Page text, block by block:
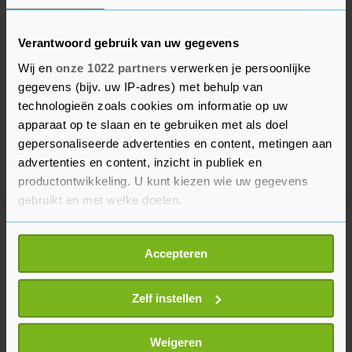
Verantwoord gebruik van uw gegevens
Wij en onze 1022 partners verwerken je persoonlijke
gegevens (bijv. uw IP-adres) met behulp van
technologieën zoals cookies om informatie op uw
apparaat op te slaan en te gebruiken met als doel
gepersonaliseerde advertenties en content, metingen aan
advertenties en content, inzicht in publiek en
productontwikkeling. U kunt kiezen wie uw gegevens
gebruikt en met welke doelen.
Als u het toestaat, willen we ook graag:
Informatie verzamelen over uw geografische
locatie, die tot een paar meter nauwkeurig kan zijn
Uw apparaat identificeren door het actief te
scannen op specifieke eigenschappen (fingerprinting)
Lees meer over hoe uw persoonlijke gegevens worden
Accepteren
Zelf instellen
Weigeren
Meer uit Sport
Vollering wint voor tweede keer
Tour de France Femmes
43 minuten geleden